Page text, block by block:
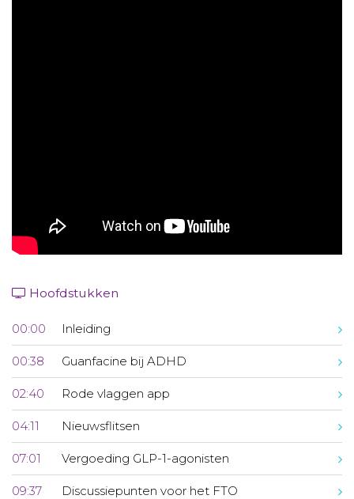
Hoofdstukken
00:00 Inleiding
00:38 Guanfacine bij ADHD
02:40 Rode vlaggen app
04:11 Nieuwsflitsen
07:01 Vergoeding GLP-1-agonisten
09:37 Discussiepunten voor het FTO